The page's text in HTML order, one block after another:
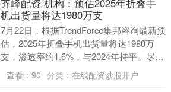
齐峰配资 机构：预估2025年折叠手
机出货量将达1980万支
7月22日，根据TrendForce集邦咨询最新预
估，2025年折叠手机出货量将达1980万
支，渗透率约1.6%，与2024年持平。尽管
成长速度较前几年放缓，但....
查看： 90 分类： 在线配资炒股开户